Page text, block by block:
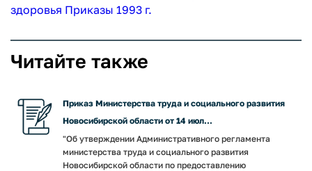
здоровья Приказы 1993 г.
Читайте также
Приказ Министерства труда и социального развития
Новосибирской области от 14 июл...
"Об утверждении Административного регламента
министерства труда и социального развития
Новосибирской области по предоставлению